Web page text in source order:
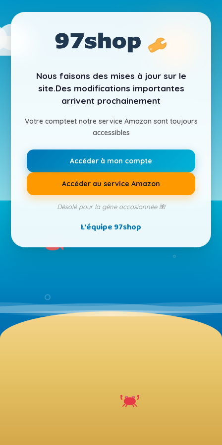
Nous faisons des mises à jour sur le
site.Des modifications importantes
arrivent prochainement
Votre compteet notre service Amazon sont toujours
accessibles
Accéder à mon compte
Accéder au service Amazon
Désolé pour la gêne occasionnée 🌺
L'équipe 97shop